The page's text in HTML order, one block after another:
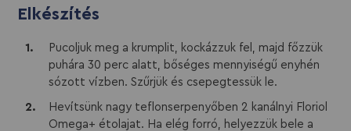
Elkészítés
Pucoljuk meg a krumplit, kockázzuk fel, majd főzzük
puhára 30 perc alatt, bőséges mennyiségű enyhén
sózott vízben. Szűrjük és csepegtessük le.
Hevítsünk nagy teflonserpenyőben 2 kanálnyi Floriol
Omega+ étolajat. Ha elég forró, helyezzük bele a